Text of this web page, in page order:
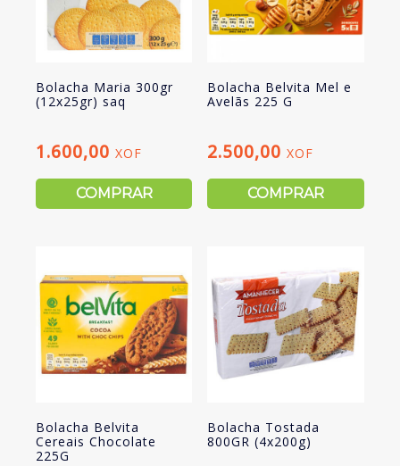
Bolacha Maria 300gr
(12x25gr) saq
1.600,00 XOF
COMPRAR
Bolacha Belvita Mel e
Avelãs 225 G
2.500,00XOF
COMPRAR
Bolacha Belvita
Cereais Chocolate
225G
Bolacha Tostada
800GR (4x200g)